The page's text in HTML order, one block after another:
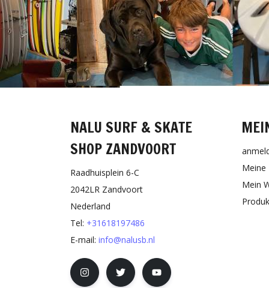
NALU SURF & SKATE
SHOP ZANDVOORT
Raadhuisplein 6-C
2042LR Zandvoort
Nederland
Tel: +31618197486
E-mail: info@nalusb.nl
Meine
Mein